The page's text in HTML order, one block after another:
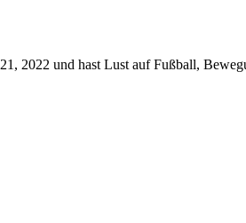
und hast Lust auf Fußball,